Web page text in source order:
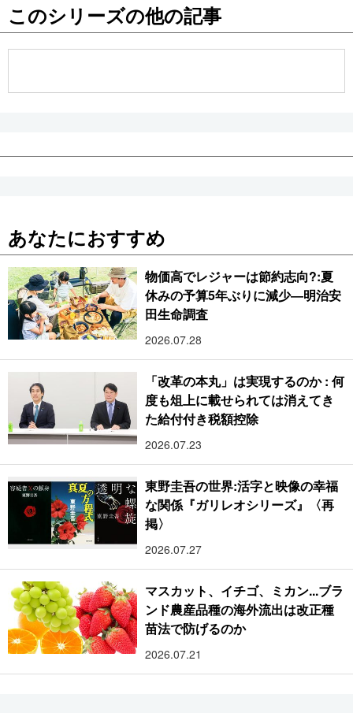
お知らせ
公式SNS
このシリーズの他の記事
あなたにおすすめ
物価高でレジャーは節約志向?:夏
休みの予算5年ぶりに減少―明治安
田生命調査
2026.07.28
「改革の本丸」は実現するのか : 何
度も俎上に載せられては消えてき
た給付付き税額控除
2026.07.23
東野圭吾の世界:活字と映像の幸福
な関係『ガリレオシリーズ』〈再
掲〉
2026.07.27
マスカット、イチゴ、ミカン...ブラ
ンド農産品種の海外流出は改正種
苗法で防げるのか
2026.07.21